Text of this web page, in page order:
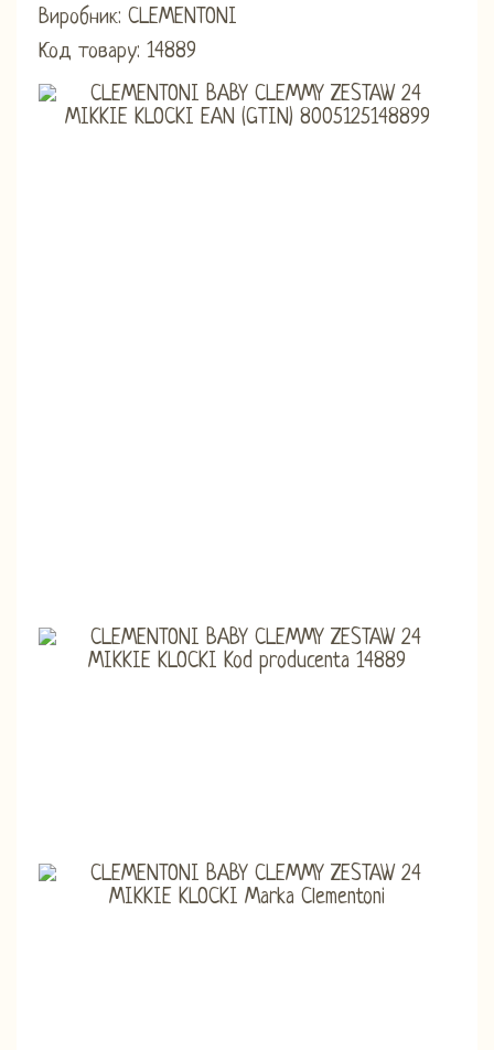
Виробник: CLEMENTONI
Код товару: 14889